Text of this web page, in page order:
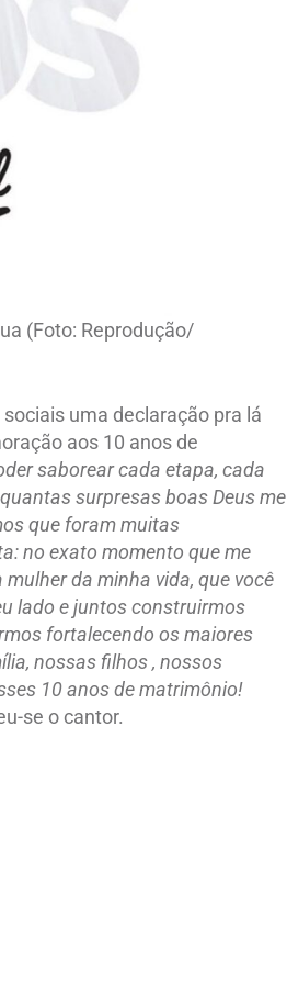
(Foto: Reprodução/
uma declaração pra lá
aos 10 anos de
saborear cada etapa, cada
surpresas boas Deus me
que foram muitas
no exato momento que me
da minha vida, que você
lado e juntos construirmos
fortalecendo os maiores
nossas filhos , nossos
10 anos de matrimônio!
se o cantor.